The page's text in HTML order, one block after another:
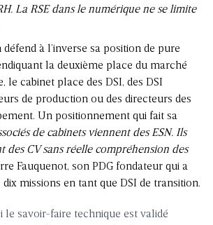
La RSE dans le numérique ne se limite
à l’inverse sa position de pure
la deuxième place du marché
le cabinet place des DSI, des DSI
de production ou des directeurs des
Un positionnement qui fait sa
de cabinets viennent des ESN. Ils
des CV sans réelle compréhension des
Fauquenot, son PDG fondateur qui a
missions en tant que DSI de transition.
le savoir-faire technique est validé